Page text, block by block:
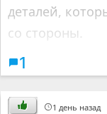
деталей,
со стороны.
1
1 день назад